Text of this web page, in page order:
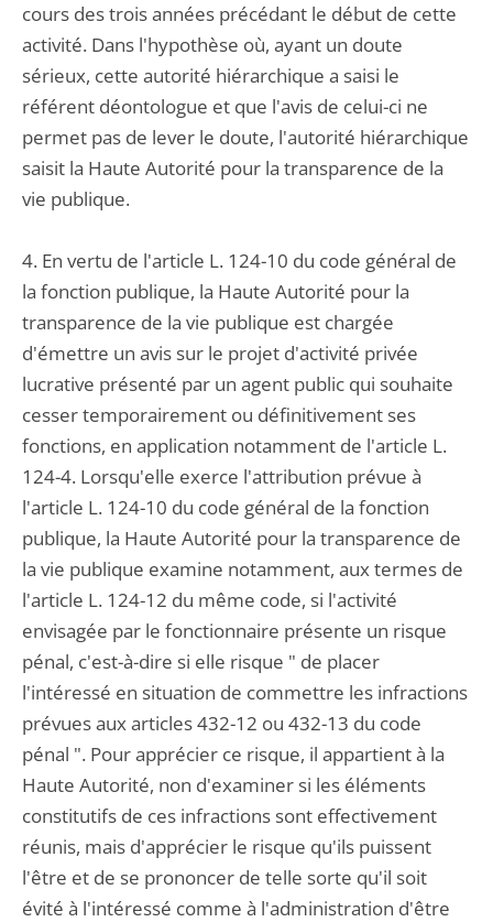
cours des trois années précédant le début de cette
activité. Dans l'hypothèse où, ayant un doute
sérieux, cette autorité hiérarchique a saisi le
référent déontologue et que l'avis de celui-ci ne
permet pas de lever le doute, l'autorité hiérarchique
saisit la Haute Autorité pour la transparence de la
vie publique.
4. En vertu de l'article L. 124-10 du code général de
la fonction publique, la Haute Autorité pour la
transparence de la vie publique est chargée
d'émettre un avis sur le projet d'activité privée
lucrative présenté par un agent public qui souhaite
cesser temporairement ou définitivement ses
fonctions, en application notamment de l'article L.
124-4. Lorsqu'elle exerce l'attribution prévue à
l'article L. 124-10 du code général de la fonction
publique, la Haute Autorité pour la transparence de
la vie publique examine notamment, aux termes de
l'article L. 124-12 du même code, si l'activité
envisagée par le fonctionnaire présente un risque
pénal, c'est-à-dire si elle risque " de placer
l'intéressé en situation de commettre les infractions
prévues aux articles 432-12 ou 432-13 du code
pénal ". Pour apprécier ce risque, il appartient à la
Haute Autorité, non d'examiner si les éléments
constitutifs de ces infractions sont effectivement
réunis, mais d'apprécier le risque qu'ils puissent
l'être et de se prononcer de telle sorte qu'il soit
évité à l'intéressé comme à l'administration d'être